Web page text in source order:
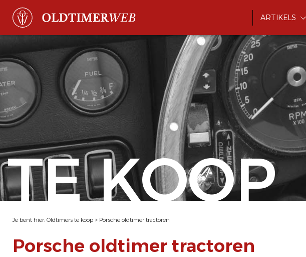
ARTIKELS
TE KOOP
Je bent hier: Oldtimers te koop > Porsche oldtimer tractoren
Porsche oldtimer tractoren